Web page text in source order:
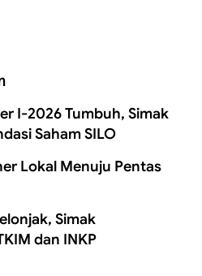
I-2026 Tumbuh, Simak
Saham SILO
Lokal Menuju Pentas
Simak
dan INKP